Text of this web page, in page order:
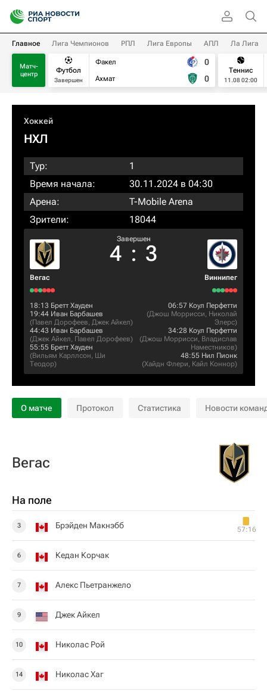
Главное Лига Чемпионов РПЛ Лига Европы АПЛ Ла Лига
Матч-
центр
Футбол
Завершен
Факел
Ахмат
0
0
Теннис
11.08 02:00
Хоккей
НХЛ
Тур:
1
Время начала:
30.11.2024 в 04:30
Арена:
T-Mobile Arena
Зрители:
18044
Вегас
Завершен
4 : 3
Виннипег
18:13 Бретт Хауден
19:44 Иван Барбашев
(Павел Дорофеев, Джек Айкел)
44:43 Иван Барбашев
(Джек Айкел, Павел Дорофеев)
55:55 Бретт Хауден
(Вильям Карллсон, Ши
Теодор)
06:57 Коул Перфетти
(Джош Моррисси, Николай
Элерс)
34:28 Коул Перфетти
(Джош Моррисси, Владислав
Наместников)
48:55 Нил Пионк
(Хайдн Флери, Кайл Коннор)
О матче Протокол Статистика Новости
Вегас
На поле
3 Брэйден Макнэбб 57:16
6 Кедан Корчак
7 Алекс Пьетранжело
9 Джек Айкел
10 Николас Рой
14 Николас Хаг